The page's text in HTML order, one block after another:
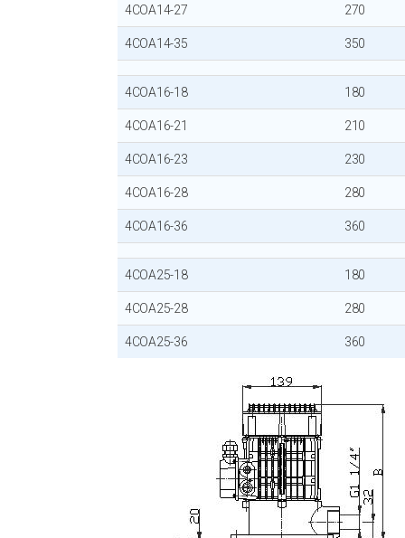
4COA14-27 270
4COA14-35 350
4COA16-18 180
4COA16-21 210
4COA16-23 230
4COA16-28 280
4COA16-36 360
4COA25-18 180
4COA25-28 280
4COA25-36 360